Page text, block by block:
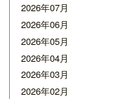
2026年07月
2026年06月
2026年05月
2026年04月
2026年03月
2026年02月